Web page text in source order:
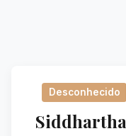
Desconhecido
Siddhartha